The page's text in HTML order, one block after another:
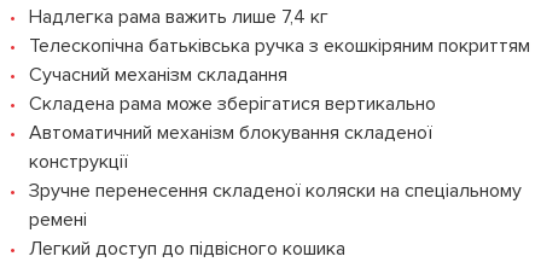
Надлегка рама важить лише 7,4 кг
Телескопічна батьківська ручка з екошкіряним покриттям
Сучасний механізм складання
Складена рама може зберігатися вертикально
Автоматичний механізм блокування складеної
конструкції
Зручне перенесення складеної коляски на спеціальному
ремені
Легкий доступ до підвісного кошика